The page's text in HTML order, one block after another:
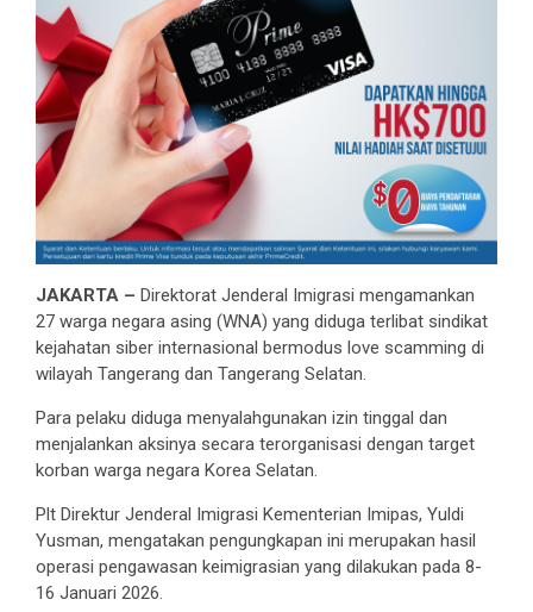
JAKARTA – Direktorat Jenderal Imigrasi mengamankan
27 warga negara asing (WNA) yang diduga terlibat sindikat
kejahatan siber internasional bermodus love scamming di
wilayah Tangerang dan Tangerang Selatan.
Para pelaku diduga menyalahgunakan izin tinggal dan
menjalankan aksinya secara terorganisasi dengan target
korban warga negara Korea Selatan.
Plt Direktur Jenderal Imigrasi Kementerian Imipas, Yuldi
Yusman, mengatakan pengungkapan ini merupakan hasil
operasi pengawasan keimigrasian yang dilakukan pada 8-
16 Januari 2026.